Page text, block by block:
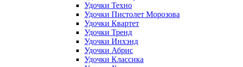
Удочки Техно
Удочки Пистолет Морозова
Удочки Квартет
Удочки Тренд
Удочки Инхэнд
Удочки Абрис
Удочки Классика